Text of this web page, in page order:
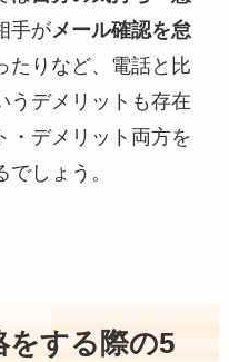
手がメール確認を怠
たりなど、電話と比
うデメリットも存在
・デメリット両方を
しょう。
をする際の5